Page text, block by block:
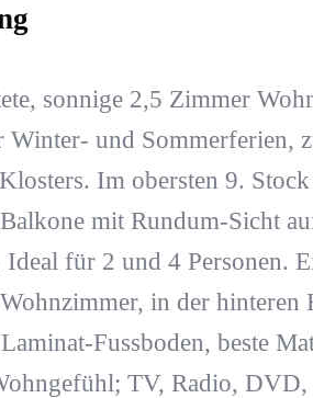
sonnige 2,5 Zimmer
Winter- und Sommerferien,
Im obersten 9.
mit Rundum-Sicht
Ideal für 2 und 4 Personen.
in der
Fussboden, beste
TV, Radio,